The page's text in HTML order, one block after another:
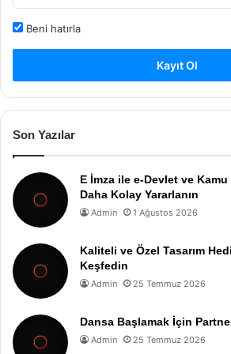
Beni hatırla
Kayıt Ol
Son Yazılar
E İmza ile e-Devlet ve
Daha Kolay Yararlanın
Admin 1 Ağustos 2026
Kaliteli ve Özel Tasarım
Keşfedin
Admin 25 Temmuz 2026
Dansa Başlamak İçin
Admin 25 Temmuz 2026